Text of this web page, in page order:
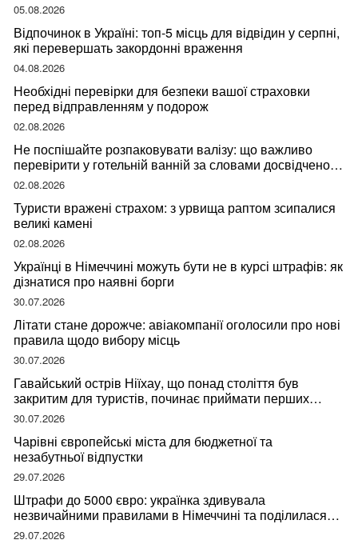
05.08.2026
Відпочинок в Україні: топ-5 місць для відвідин у серпні,
які перевершать закордонні враження
04.08.2026
Необхідні перевірки для безпеки вашої страховки
перед відправленням у подорож
02.08.2026
Не поспішайте розпаковувати валізу: що важливо
перевірити у готельній ванній за словами досвідченої
мандрівниці
02.08.2026
Туристи вражені страхом: з урвища раптом зсипалися
великі камені
02.08.2026
Українці в Німеччині можуть бути не в курсі штрафів: як
дізнатися про наявні борги
30.07.2026
Літати стане дорожче: авіакомпанії оголосили про нові
правила щодо вибору місць
30.07.2026
Гавайський острів Ніїхау, що понад століття був
закритим для туристів, починає приймати перших
відвідувачів
30.07.2026
Чарівні європейські міста для бюджетної та
незабутньої відпустки
29.07.2026
Штрафи до 5000 євро: українка здивувала
незвичайними правилами в Німеччині та поділилася
правдою
29.07.2026